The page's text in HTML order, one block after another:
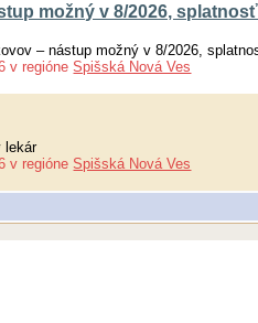
možný v 8/2026,
– nástup možný v 8/2026,
v regióne Spišská Nová Ves
lekár
v regióne Spišská Nová Ves